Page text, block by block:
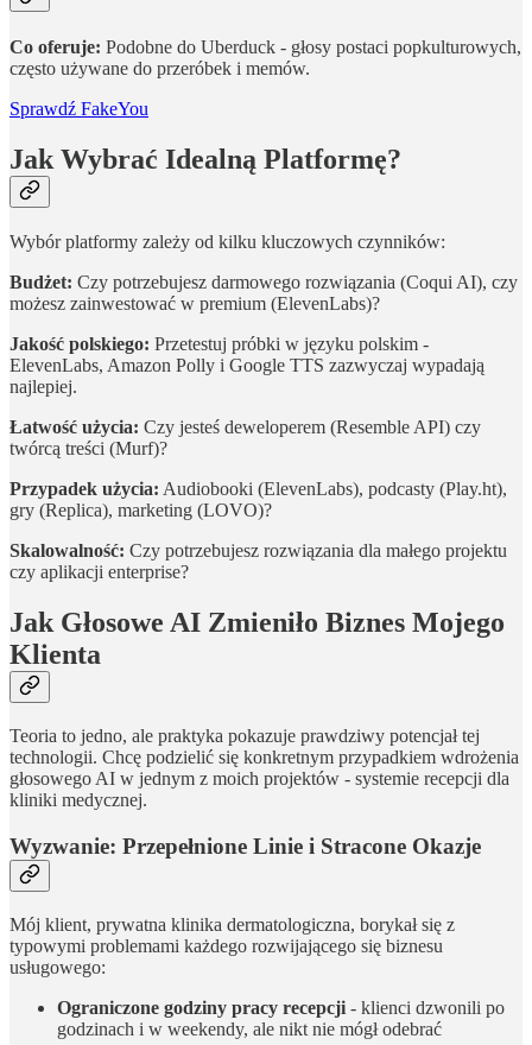
Co oferuje: Podobne do Uberduck - głosy postaci popkulturowych,
często używane do przeróbek i memów.
Sprawdź FakeYou
Jak Wybrać Idealną Platformę?
Wybór platformy zależy od kilku kluczowych czynników:
Budżet: Czy potrzebujesz darmowego rozwiązania (Coqui AI), czy
możesz zainwestować w premium (ElevenLabs)?
Jakość polskiego: Przetestuj próbki w języku polskim -
ElevenLabs, Amazon Polly i Google TTS zazwyczaj wypadają
najlepiej.
Łatwość użycia: Czy jesteś deweloperem (Resemble API) czy
twórcą treści (Murf)?
Przypadek użycia: Audiobooki (ElevenLabs), podcasty (Play.ht),
gry (Replica), marketing (LOVO)?
Skalowalność: Czy potrzebujesz rozwiązania dla małego projektu
czy aplikacji enterprise?
Jak Głosowe AI Zmieniło Biznes Mojego
Klienta
Teoria to jedno, ale praktyka pokazuje prawdziwy potencjał tej
technologii. Chcę podzielić się konkretnym przypadkiem wdrożenia
głosowego AI w jednym z moich projektów - systemie recepcji dla
kliniki medycznej.
Wyzwanie: Przepełnione Linie i Stracone Okazje
Mój klient, prywatna klinika dermatologiczna, borykał się z
typowymi problemami każdego rozwijającego się biznesu
usługowego:
Ograniczone godziny pracy recepcji - klienci dzwonili po
godzinach i w weekendy, ale nikt nie mógł odebrać